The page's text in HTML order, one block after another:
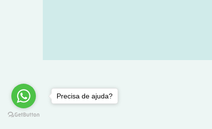
Precisa de ajuda?